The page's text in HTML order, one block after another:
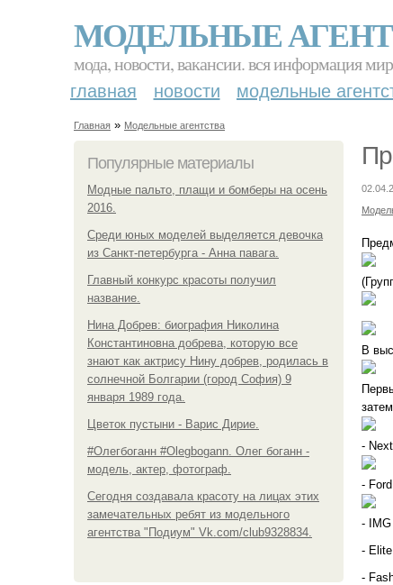
МОДЕЛЬНЫЕ
мода, новости, вакансии. вся информация
главная новости модельные
Главная » Модельные агентства
Популярные материалы
Модные пальто, плащи и бомберы на осень
2016.
Среди юных моделей выделяется девочка
из Санкт-петербурга - Анна павага.
Главный конкурс красоты получил
название.
Нина Добрев: биография Николина
Константиновна добрева, которую все
знают как актрису Нину добрев, родилась в
солнечной Болгарии (город София) 9
января 1989 года.
Цветок пустыни - Варис Дирие.
#Олегбоганн #Olegbogann. Олег боганн -
модель, актер, фотограф.
Сегодня создавала красоту на лицах этих
замечательных ребят из модельного
агентства "Подиум" Vk.com/club9328834.
В
-
-
-
-
-